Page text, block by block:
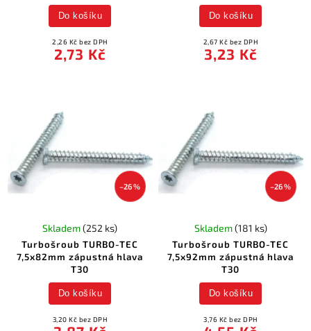
2,26 Kč bez DPH
2,73 Kč
Do košíku
2,67 Kč bez DPH
3,23 Kč
Do košíku
–26 %
Turbošroub TURBO-TEC
7,5x82mm zápustná hlava
T30
Skladem(252 ks)
3,20 Kč bez DPH
Do košíku
–26 %
Turbošroub TURBO-TEC
7,5x92mm zápustná hlava
T30
Skladem(181 ks)
3,76 Kč bez DPH
Do košíku